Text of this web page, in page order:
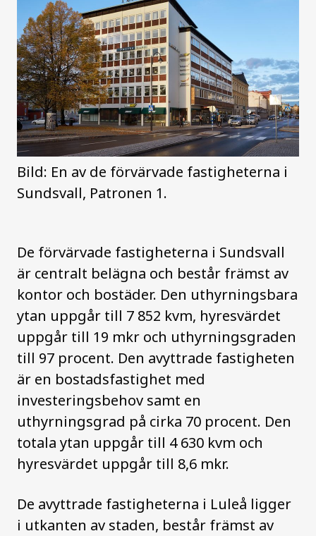
Bild: En av de förvärvade fastigheterna i
Sundsvall, Patronen 1.
De förvärvade fastigheterna i Sundsvall
är centralt belägna och består främst av
kontor och bostäder. Den uthyrningsbara
ytan uppgår till 7 852 kvm, hyresvärdet
uppgår till 19 mkr och uthyrningsgraden
till 97 procent. Den avyttrade fastigheten
är en bostadsfastighet med
investeringsbehov samt en
uthyrningsgrad på cirka 70 procent. Den
totala ytan uppgår till 4 630 kvm och
hyresvärdet uppgår till 8,6 mkr.
De avyttrade fastigheterna i Luleå ligger
i utkanten av staden, består främst av